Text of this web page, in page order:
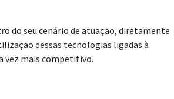
do seu cenário de atuação, diretamente
dessas tecnologias ligadas à
vez mais competitivo.